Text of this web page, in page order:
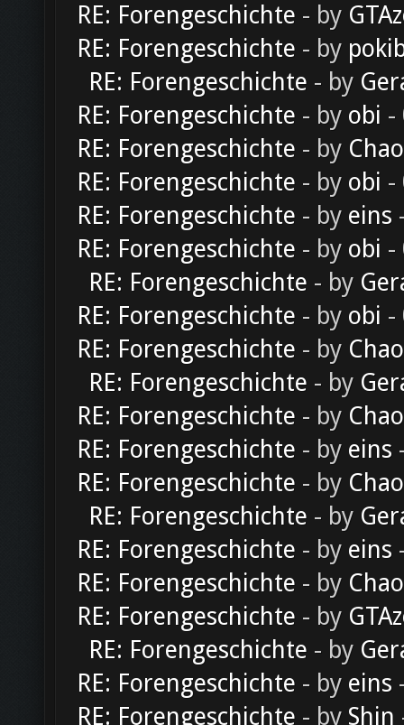
RE: Forengeschichte - by
RE: Forengeschichte - by
RE: Forengeschichte - by
RE: Forengeschichte - by obi -
RE: Forengeschichte - by
RE: Forengeschichte - by obi -
RE: Forengeschichte - by eins
RE: Forengeschichte - by obi -
RE: Forengeschichte - by
RE: Forengeschichte - by obi -
RE: Forengeschichte - by
RE: Forengeschichte - by
RE: Forengeschichte - by
RE: Forengeschichte - by eins
RE: Forengeschichte - by
RE: Forengeschichte - by
RE: Forengeschichte - by eins
RE: Forengeschichte - by
RE: Forengeschichte - by
RE: Forengeschichte - by
RE: Forengeschichte - by eins
RE: Forengeschichte - by Shin